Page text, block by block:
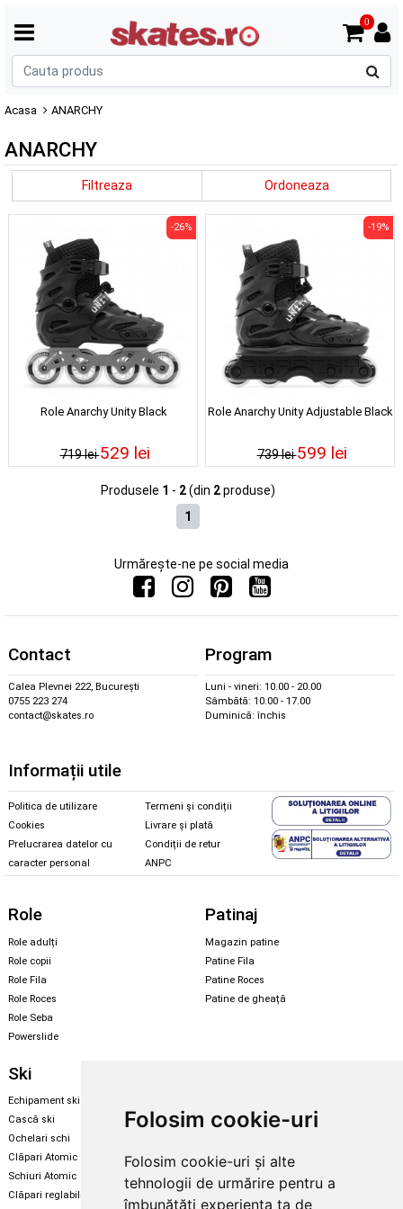
Folosim cookie-uri
Folosim cookie-uri și alte
tehnologii de urmărire pentru a
îmbunătăți experiența ta de
0
Acasa ANARCHY
ANARCHY
Filtreaza Ordoneaza
Role Anarchy Unity Black
719 lei
-26%
529 lei
Role Anarchy Unity Adjustable Black
739 lei
-19%
599 lei
Produsele 1 - 2(din 2produse)
1
Urmărește-ne pe social media
Contact
Calea Plevnei 222, București
0755 223 274
contact@skates.ro
Program
Luni - vineri: 10.00 - 20.00
Sâmbătă: 10.00 - 17.00
Duminică: închis
Informații utile
Politica de utilizare
Cookies
Prelucrarea datelor cu
caracter personal
Termeni și condiții
Livrare și plată
Condiții de retur
ANPC
Role
Role adulți
Role copii
Role Fila
Role Roces
Role Seba
Powerslide
Patinaj
Magazin patine
Patine Fila
Patine Roces
Patine de gheață
Ski
Echipament ski
Cască ski
Ochelari schi
Clăpari Atomic
Schiuri Atomic
Clăpari reglabili
Echipament snowboard
Skate & longboard
Santa Cruz